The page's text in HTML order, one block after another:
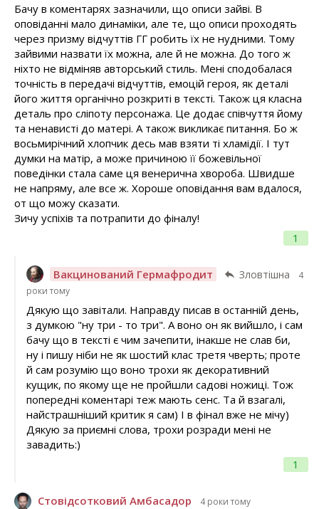
1
Бачу в коментарях зазначили, що описи зайві. В
оповіданні мало динаміки, але те, що описи проходять
через призму відчуттів ГГ робить їх не нудними. Тому
зайвими назвати їх можна, але й не можна. До того ж
ніхто не відміняв авторський стиль. Мені сподобалася
точність в передачі відчуттів, емоцій героя, як деталі
його життя органічно розкриті в тексті. Також ця класна
деталь про сліпоту персонажа. Це додає співчуття йому
та ненависті до матері. А також викликає питання. Бо ж
восьмирічний хлопчик десь мав взяти ті хламідії. І тут
думки на матір, а може причиною її божевільної
поведінки стала саме ця венерична хвороба. Швидше
не напряму, але все ж. Хороше оповідання вам вдалося,
от що можу сказати.
Зичу успіхів та потрапити до фіналу!
Вакцинований Гермафродит Зловтішна
4
роки тому
1
Дякую що завітали. Направду писав в останній день,
з думкою "ну три - то три". А воно он як вийшло, і сам
бачу що в тексті є чим зачепити, інакше не слав би,
ну і пишу ніби не як шостий клас третя чверть; проте
й сам розумію що воно трохи як декоративний
кущик, по якому ще не пройшли садові ножиці. Тож
попередні коментарі теж мають сенс. Та й взагалі,
найстрашніший критик я сам) І в фінал вже не мічу)
Дякую за приємні слова, трохи розради мені не
завадить:)
Стовідсотковий Амбасадор 4 роки тому